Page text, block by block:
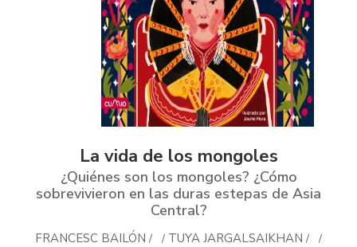
La vida de los mongoles
¿Quiénes son los mongoles? ¿Cómo
sobrevivieron en las duras estepas de Asia
Central?
FRANCESC BAILÓN / / TUYA JARGALSAIKHAN / /